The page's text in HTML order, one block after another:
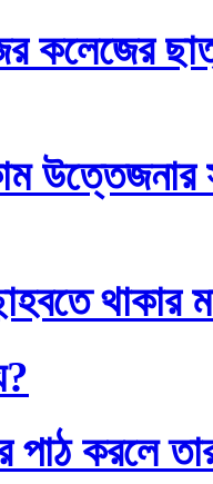
কলেজের
উত্তেজনার
থাকার
পাঠ করলে